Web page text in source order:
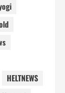
HELTNEWS